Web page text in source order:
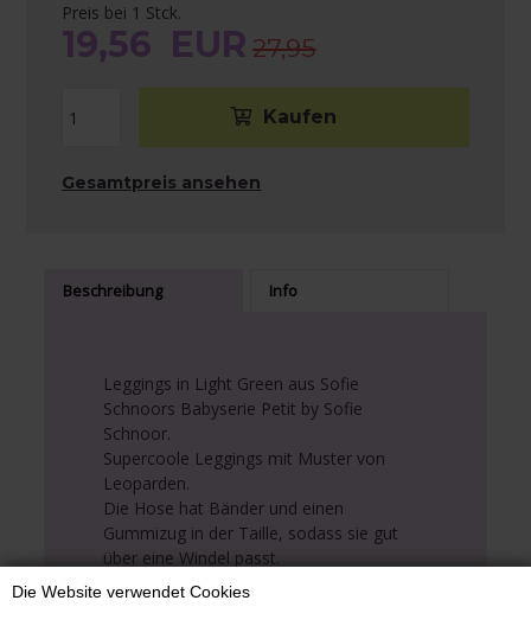
Die Website verwendet Cookies
Preis bei 1 Stck.
19,56 EUR 27,95
Gesamtpreis ansehen
Beschreibung Info
Leggings in Light Green aus Sofie
Schnoors Babyserie Petit by Sofie
Schnoor.
Supercoole Leggings mit Muster von
Leoparden.
Die Hose hat Bänder und einen
Gummizug in der Taille, sodass sie gut
über eine Windel passt.
Die Leggings sind von der Dänin Sofie